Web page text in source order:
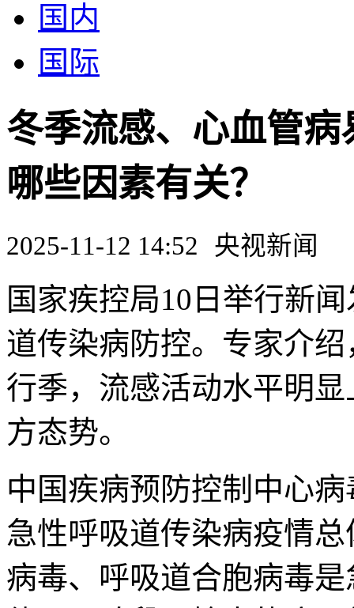
国内
国际
冬季流感、心血管
哪些因素有关？
2025-11-12 14:52 央视新闻
国家疾控局10日举行新
道传染病防控。专家介
行季，流感活动水平明
方态势。
中国疾病预防控制中心
急性呼吸道传染病疫情
病毒、呼吸道合胞病毒